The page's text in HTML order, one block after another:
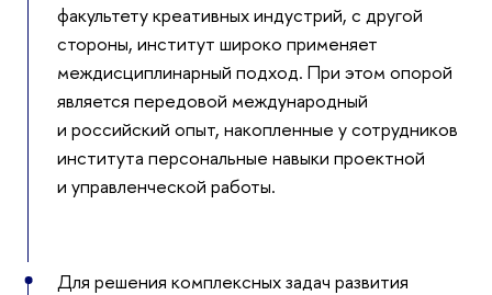
факультету креативных индустрий, с другой
стороны, институт широко применяет
междисциплинарный подход. При этом опорой
является передовой международный
и российский опыт, накопленные у сотрудников
института персональные навыки проектной
и управленческой работы.
Для решения комплексных задач развития